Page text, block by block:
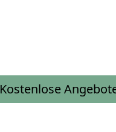
Kostenlose